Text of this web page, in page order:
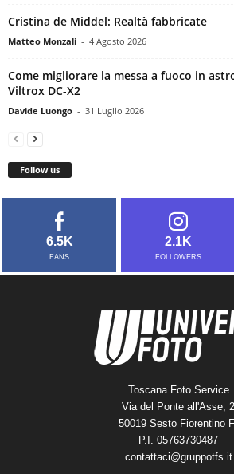
Cristina de Middel: Realtà fabbricate
Matteo Monzali - 4 Agosto 2026
Come migliorare la messa a fuoco in
Viltrox DC-X2
Davide Luongo - 31 Luglio 2026
Follow us
6.5K
FANS
2.1K
FOLLOWERS
Toscana Foto Service
Via del Ponte all'Asse, 2
50019 Sesto Fiorentino FI
P.I. 05763730487
contattaci@gruppotfs.it